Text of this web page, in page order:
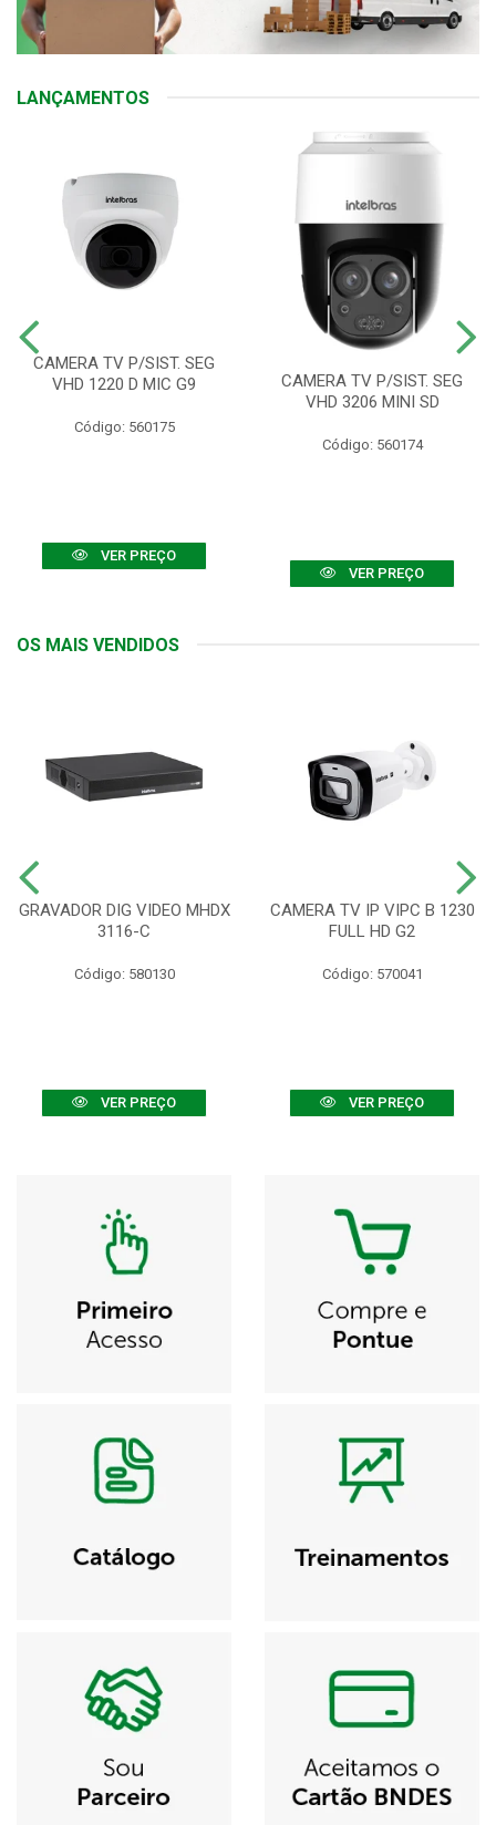
LANÇAMENTOS
CAMERA TV P/SIST. SEG
VHD 1220 D MIC G9
Código: 560175
VER PREÇO
CAMERA TV P/SIST. SEG
VHD 3206 MINI SD
Código: 560174
VER PREÇO
OS MAIS VENDIDOS
GRAVADOR DIG VIDEO MHDX
3116-C
Código: 580130
VER PREÇO
CAMERA TV IP VIPC B 1230
FULL HD G2
Código: 570041
VER PREÇO